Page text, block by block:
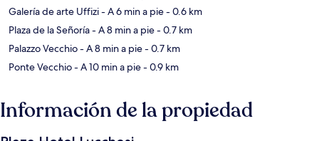
Galería de arte Uffizi- A 6 min a pie- 0.6 km
Plaza de la Señoría- A 8 min a pie- 0.7 km
Palazzo Vecchio- A 8 min a pie- 0.7 km
Ponte Vecchio- A 10 min a pie- 0.9 km
Información de la propiedad